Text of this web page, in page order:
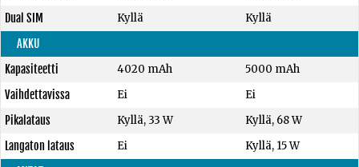
Dual SIM
Kyllä
Kyllä
AKKU
Kapasiteetti
4020 mAh
5000 mAh
Vaihdettavissa
Ei
Ei
Pikalataus
Kyllä, 33 W
Kyllä, 68 W
Langaton lataus
Ei
Kyllä, 15 W